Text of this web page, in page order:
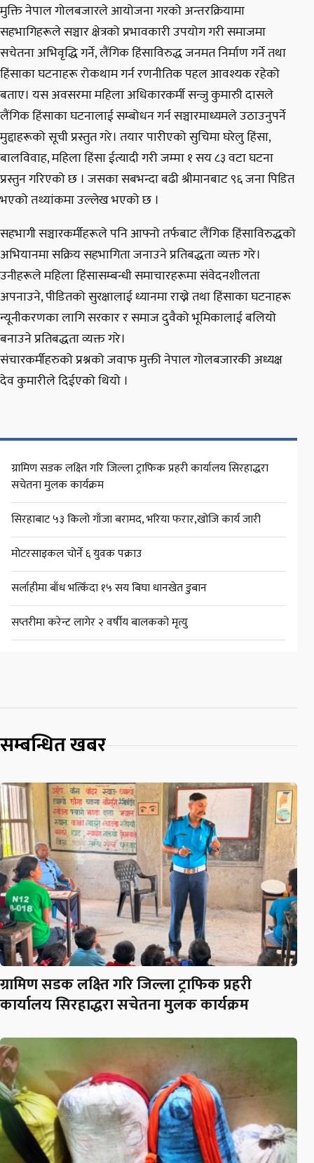
मुक्ति नेपाल गोलबजारले आयोजना गरको अन्तरक्रियामा
सहभागिहरूले सञ्चार क्षेत्रको प्रभावकारी उपयोग गरी समाजमा
सचेतना अभिवृद्धि गर्ने, लैंगिक हिंसाविरुद्ध जनमत निर्माण गर्ने तथा
हिंसाका घटनाहरू रोकथाम गर्न रणनीतिक पहल आवश्यक रहेको
बताए। यस अवसरमा महिला अधिकारकर्मी सन्जु कुमारुी दासले
लैंगिक हिंसाका घटनालाई सम्बोधन गर्न सञ्चारमाध्यमले उठाउनुपर्ने
मुद्दाहरूको सूची प्रस्तुत गरे। तयार पारीएको सुचिमा घरेलु हिंसा,
बालविवाह, महिला हिंसा ईत्यादी गरी जम्मा १ सय ८३ वटा घटना
प्रस्तुन गरिएको छ । जसका सबभन्दा बढी श्रीमानबाट ९६ जना पिडित
भएको तथ्यांकमा उल्लेख भएको छ ।
सहभागी सञ्चारकर्मीहरूले पनि आफ्नो तर्फबाट लैंगिक हिंसाविरुद्धको
अभियानमा सक्रिय सहभागिता जनाउने प्रतिबद्धता व्यक्त गरे।
उनीहरूले महिला हिंसासम्बन्धी समाचारहरूमा संवेदनशीलता
अपनाउने, पीडितको सुरक्षालाई ध्यानमा राख्ने तथा हिंसाका घटनाहरू
न्यूनीकरणका लागि सरकार र समाज दुवैको भूमिकालाई बलियो
बनाउने प्रतिबद्धता व्यक्त गरे।
संचारकर्मीहरुको प्रश्नको जवाफ मुक्ती नेपाल गोलबजारकी अध्यक्ष
देव कुमारीले दिईएको थियो ।
ग्रामिण सडक लक्ष्ति गरि जिल्ला ट्राफिक प्रहरी कार्यालय सिरहाद्धरा
सचेतना मुलक कार्यक्रम
सिरहाबाट ५३ किलो गाँजा बरामद, भरिया फरार,खोजि कार्य जारी
मोटरसाइकल चोर्ने ६ युवक पक्राउ
सर्लाहीमा बाँध भत्किँदा १५ सय बिघा धानखेत डुबान
सप्तरीमा करेन्ट लागेर २ वर्षीय बालकको मृत्यु
सम्बन्धित खबर
ग्रामिण सडक लक्ष्ति गरि जिल्ला ट्राफिक प्रहरी
कार्यालय सिरहाद्धरा सचेतना मुलक कार्यक्रम